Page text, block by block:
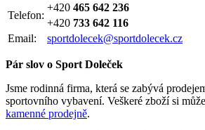
Telefon:
+420 465 642 236
+420 733 642 116
Email:
sportdolecek@sportdolecek.cz
Pár slov o Sport Doleček
Jsme rodinná firma, která se zabývá
sportovního vybavení. Veškeré zboží si
kamenné prodejně.